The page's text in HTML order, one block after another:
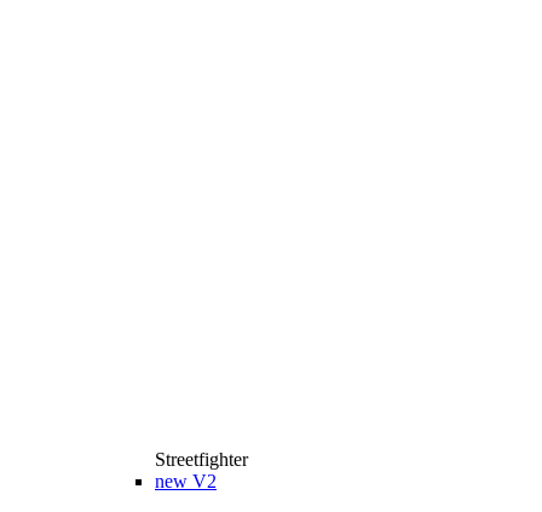
Streetfighter
new V2